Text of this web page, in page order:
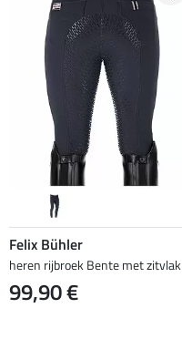
Felix Bühler
heren rijbroek Bente met zitvlak
99,90 €